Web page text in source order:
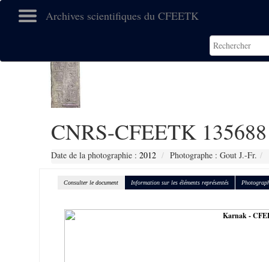
Archives scientifiques du CFEETK
CNRS-CFEETK 135688
Date de la photographie : 2012 Photographe : Gout J.-Fr.
Consulter le document Information sur les éléments représentés